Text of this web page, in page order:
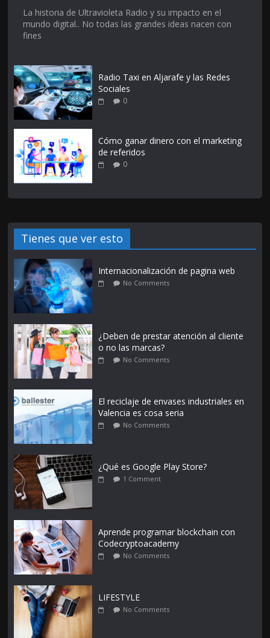
La historia de Ultravioleta Radio y su impacto en el
mundo digital.. No todas las grandes ideas nacen con
fines
Radio Taxi en Aljarafe y las Redes
Sociales
0
Cómo ganar dinero con el marketing
de referidos
0
Tienes que ver esto
Internacionalización de pagina web
No Comments
¿Deben de prestar atención al cliente
o no las marcas?
No Comments
El reciclaje de envases industriales en
Valencia es cosa seria
No Comments
¿Qué es Google Play Store?
1 Comment
Aprende programar blockchain con
Codecryptoacademy
No Comments
LIFESTYLE
No Comments